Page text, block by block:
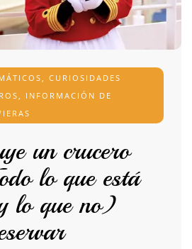
, CURIOSIDADES
, INFORMACIÓN DE
un crucero
lo que está
lo que no)